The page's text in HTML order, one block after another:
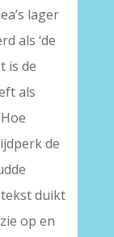
lager
als ‘de
is de
als
de
duikt
op en